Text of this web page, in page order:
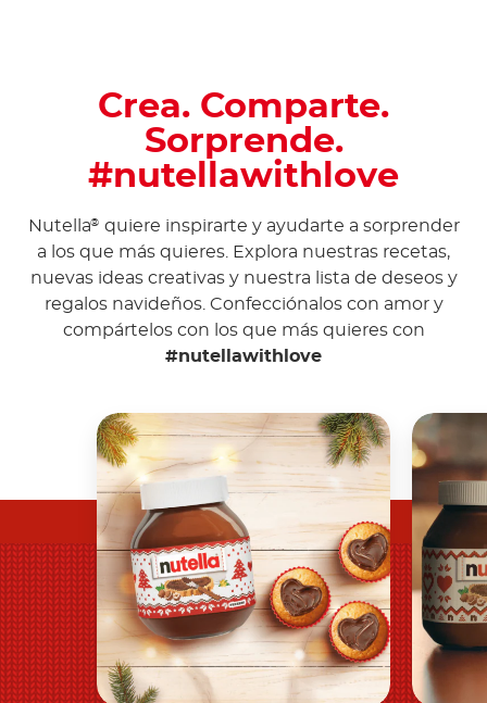
Crea. Comparte.
Sorprende.
#nutellawithlove
Nutella® quiere inspirarte y ayudarte a sorprender
a los que más quieres. Explora nuestras recetas,
nuevas ideas creativas y nuestra lista de deseos y
regalos navideños. Confecciónalos con amor y
compártelos con los que más quieres con
#nutellawithlove